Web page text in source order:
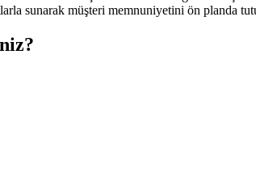
sunarak müşteri memnuniyetini ön planda